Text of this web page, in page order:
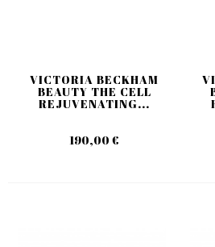
VICTORIA BECKHAM
BEAUTY THE CELL
REJUVENATING...
190,00 €